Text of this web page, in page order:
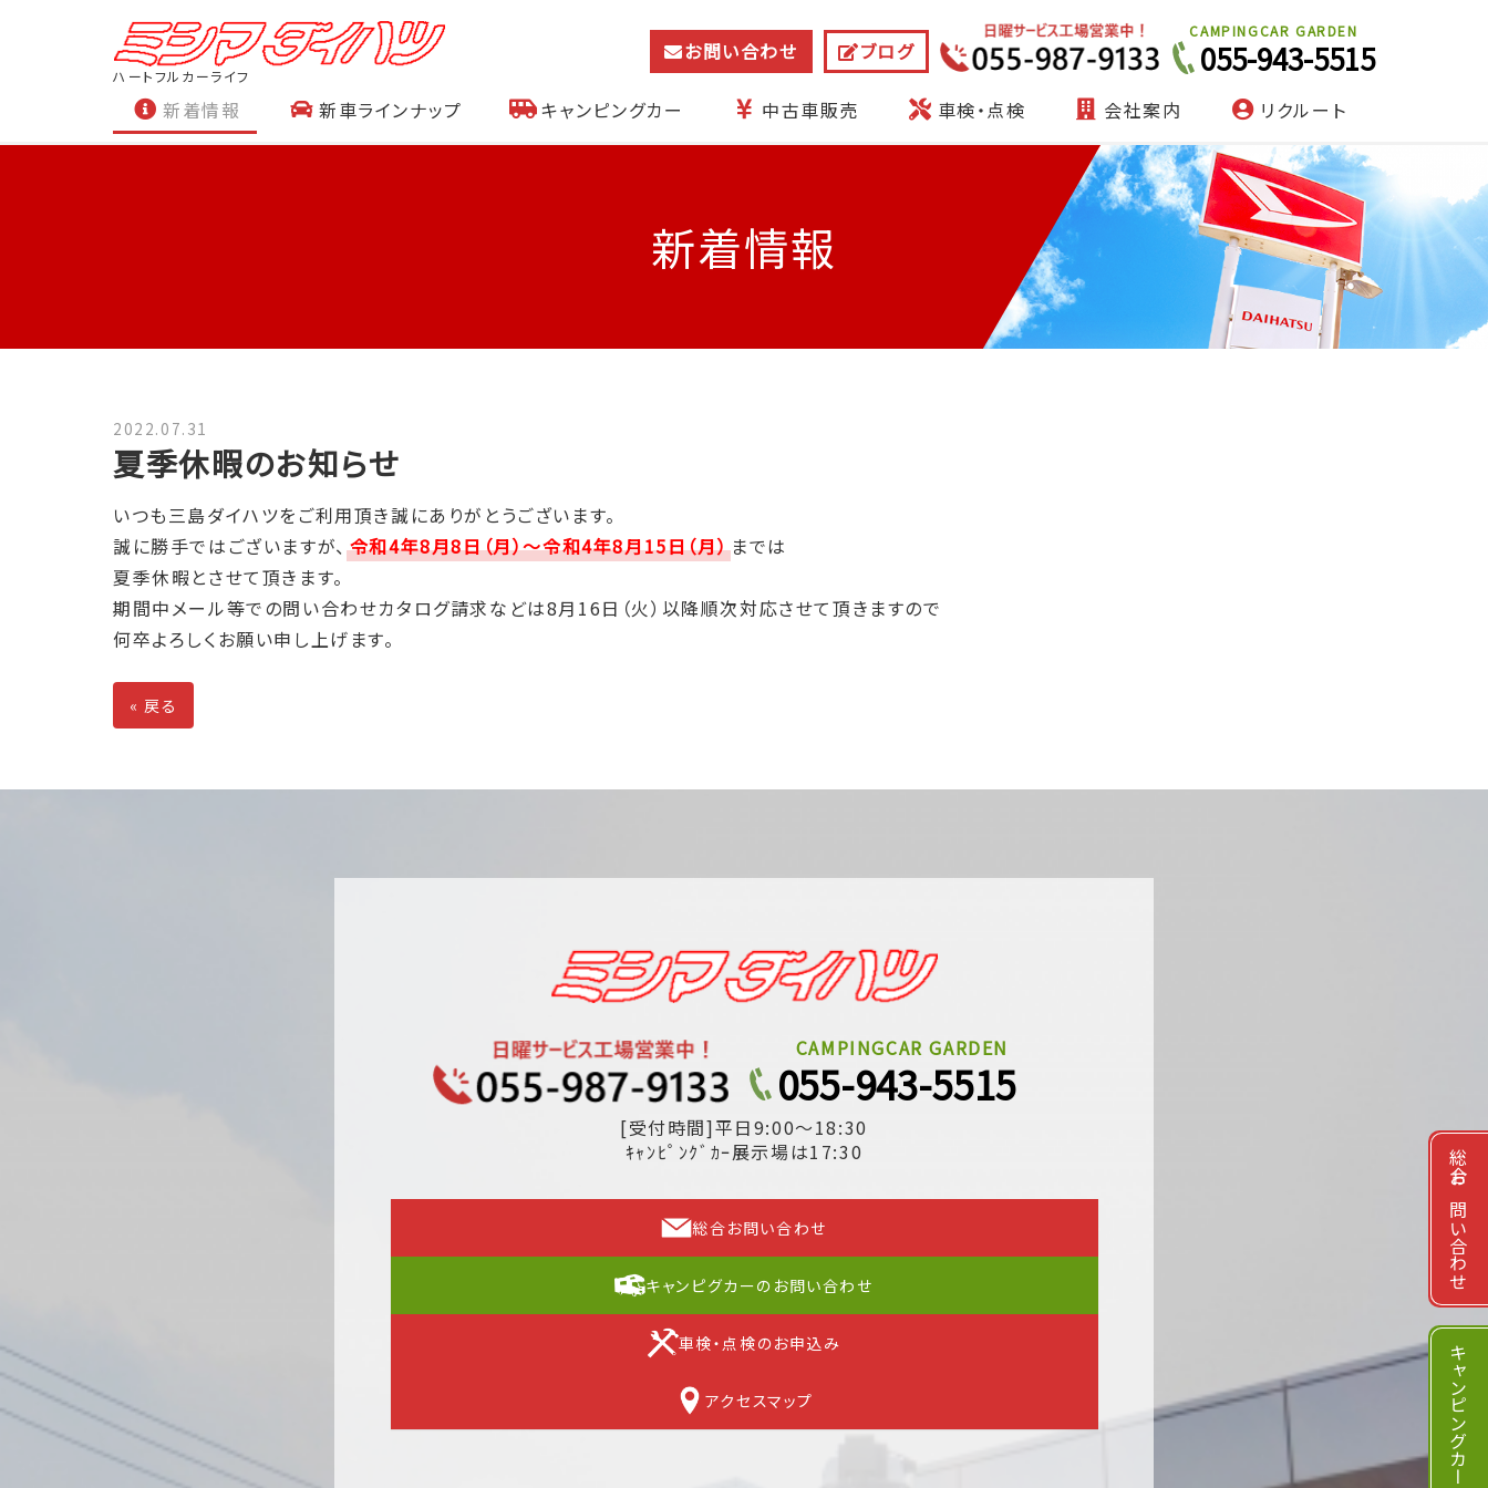
ハートフルカーライフ
お問い合わせ ブログ
CAMPINGCAR GARDEN
055-943-5515
新着情報 新車ラインナップ キャンピングカー 中古車販売 車検・点検 会社案内 リクルート
新着情報
2022.07.31
夏季休暇のお知らせ
いつも三島ダイハツをご利用頂き誠にありがとうございます。
誠に勝手ではございますが、 令和4年8月8日（月）～令和4年8月15日（月） までは
夏季休暇とさせて頂きます。
期間中メール等での問い合わせカタログ請求などは8月16日（火）以降順次対応させて頂きますので
何卒よろしくお願い申し上げます。
« 戻る
CAMPINGCAR GARDEN
055-943-5515
[受付時間]平日9:00～18:30
ｷｬﾝﾋﾟﾝｸﾞｶｰ展示場は17:30
総合お問い合わせ
キャンピグカーのお問い合わせ
車検・点検のお申込み
アクセスマップ
総合お問い合わせ